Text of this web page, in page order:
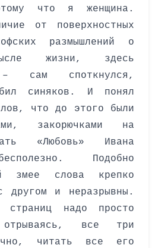
что я женщина.
от поверхностных
размышлений о
жизни, здесь
– сам споткнулся,
синяков. И понял
что до этого были
закорючками на
«Любовь» Ивана
Подобно
змее слова крепко
другом и неразрывны.
страниц надо просто
все три
читать все его